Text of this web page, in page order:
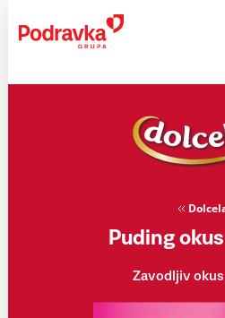
content
Puding
Zavodljiv